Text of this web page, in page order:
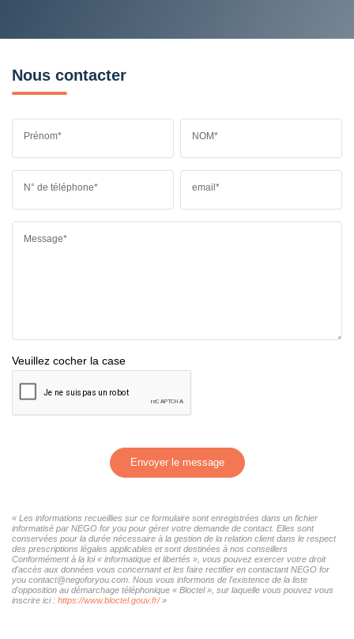
Nous contacter
Prénom* NOM*
N° de téléphone* email*
Message*
Veuillez cocher la case
Envoyer le message
« Les informations recueillies sur ce formulaire sont enregistrées dans un fichier
informatisé par NEGO for you pour gérer votre demande de contact. Elles sont
conservées pour la durée nécessaire à la gestion de la relation client dans le respect
des prescriptions légales applicables et sont destinées à nos conseillers
Conformément à la loi « informatique et libertés », vous pouvez exercer votre droit
d'accès aux données vous concernant et les faire rectifier en contactant NEGO for
you contact@negoforyou.com. Nous vous informons de l'existence de la liste
d'opposition au démarchage téléphonique « Bloctel », sur laquelle vous pouvez vous
inscrire ici : https://www.bloctel.gouv.fr/»